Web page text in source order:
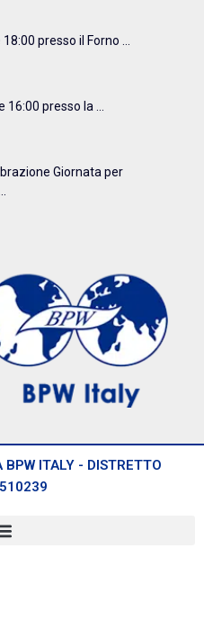
presso il Forno ...
presso la ...
Giornata per
ITALY - DISTRETTO